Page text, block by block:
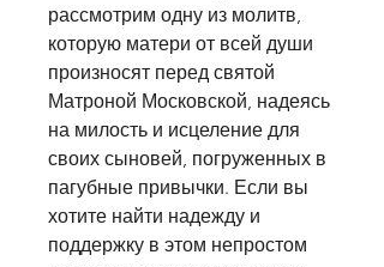
рассмотрим одну из молитв,
которую матери от всей души
произносят перед святой
Матроной Московской, надеясь
на милость и исцеление для
своих сыновей, погруженных в
пагубные привычки. Если вы
хотите найти надежду и
поддержку в этом непростом